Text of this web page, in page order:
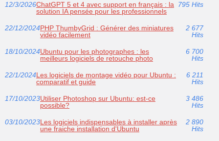
12/3/2026ChatGPT 5 et 4 avec support en français : la
solution IA pensée pour les professionnels
795 Hits
22/12/2024PHP ThumbyGrid : Générer des miniatures
vidéo facilement
2 677
Hits
18/10/2024Ubuntu pour les photographes : les
meilleurs logiciels de retouche photo
6 700
Hits
22/1/2024Les logiciels de montage vidéo pour Ubuntu :
comparatif et guide
6 211
Hits
17/10/2023Utiliser Photoshop sur Ubuntu: est-ce
possible?
3 486
Hits
03/10/2023Les logiciels indispensables à installer après
une fraiche installation d'Ubuntu
2 890
Hits